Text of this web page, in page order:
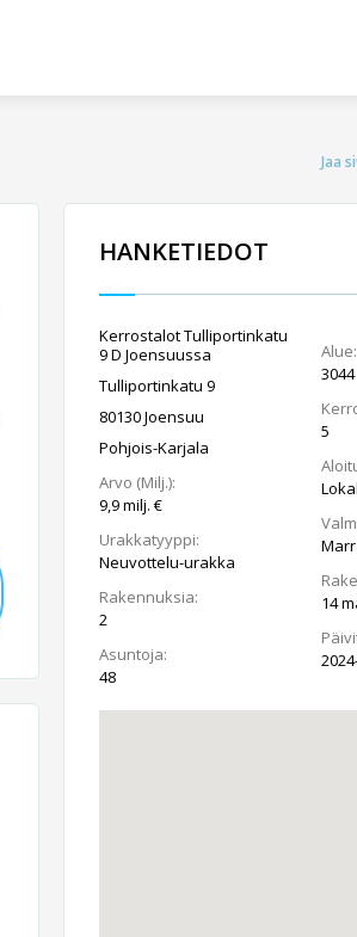
HANKETIEDOT
Kerrostalot Tulliportinkatu
9 D Joensuussa
Tulliportinkatu 9
80130 Joensuu
Pohjois-Karjala
Arvo (Milj.):
9,9 milj. €
Urakkatyyppi:
Neuvottelu-urakka
Rakennuksia:
2
Asuntoja:
48
Alue:
3044
5
14